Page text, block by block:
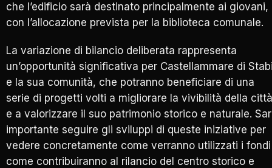
che l’edificio sarà destinato principalmente ai giovani,
con l’allocazione prevista per la biblioteca comunale.
La variazione di bilancio deliberata rappresenta
un’opportunità significativa per Castellammare di
e la sua comunità, che potranno beneficiare di una
serie di progetti volti a migliorare la vivibilità della città
e a valorizzare il suo patrimonio storico e naturale.
importante seguire gli sviluppi di queste iniziative per
vedere concretamente come verranno utilizzati i
come contribuiranno al rilancio del centro storico e